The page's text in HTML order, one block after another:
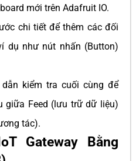
mới trên Adafruit IO.
chi tiết để thêm các đối
dụ như nút nhấn (Button)
dẫn kiểm tra cuối cùng để
giữa Feed (lưu trữ dữ liệu)
tác).
Gateway Bằng